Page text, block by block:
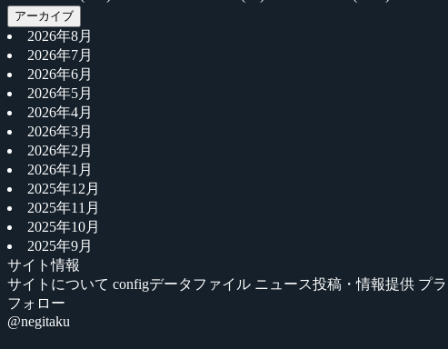
アーカイブ
2026年8月
2026年7月
2026年6月
2026年5月
2026年4月
2026年3月
2026年2月
2026年1月
2025年12月
2025年11月
2025年10月
2025年9月
サイト情報
サイトについて configデータファイル ニュース投稿・情報提供 プ
フォロー
@negitaku